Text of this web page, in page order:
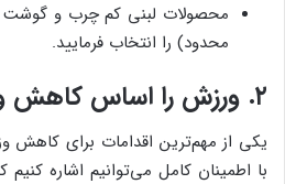
محصولات لبنی کم چرب و گوشت
محدود) را انتخاب فرمایید.
۲. ورزش را اساس کاهش وزن بدانید
یکی از مهم‌ترین اقدامات برای